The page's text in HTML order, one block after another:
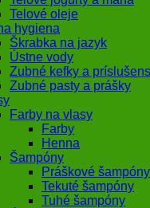
Telové oleje
hygiena
Škrabka na jazyk
Ústne vody
Zubné kefky a
Zubné pasty a prášky
Farby na vlasy
Farby
Henna
Šampóny
Práškové šampóny
Tekuté šampóny
Tuhé šampóny